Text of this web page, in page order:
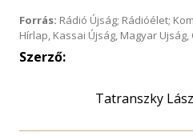
Forrás: Rádió Újság; Rádióélet;
Hírlap, Kassai Újság, Magyar Ujság,
Szerző:
Tatranszky